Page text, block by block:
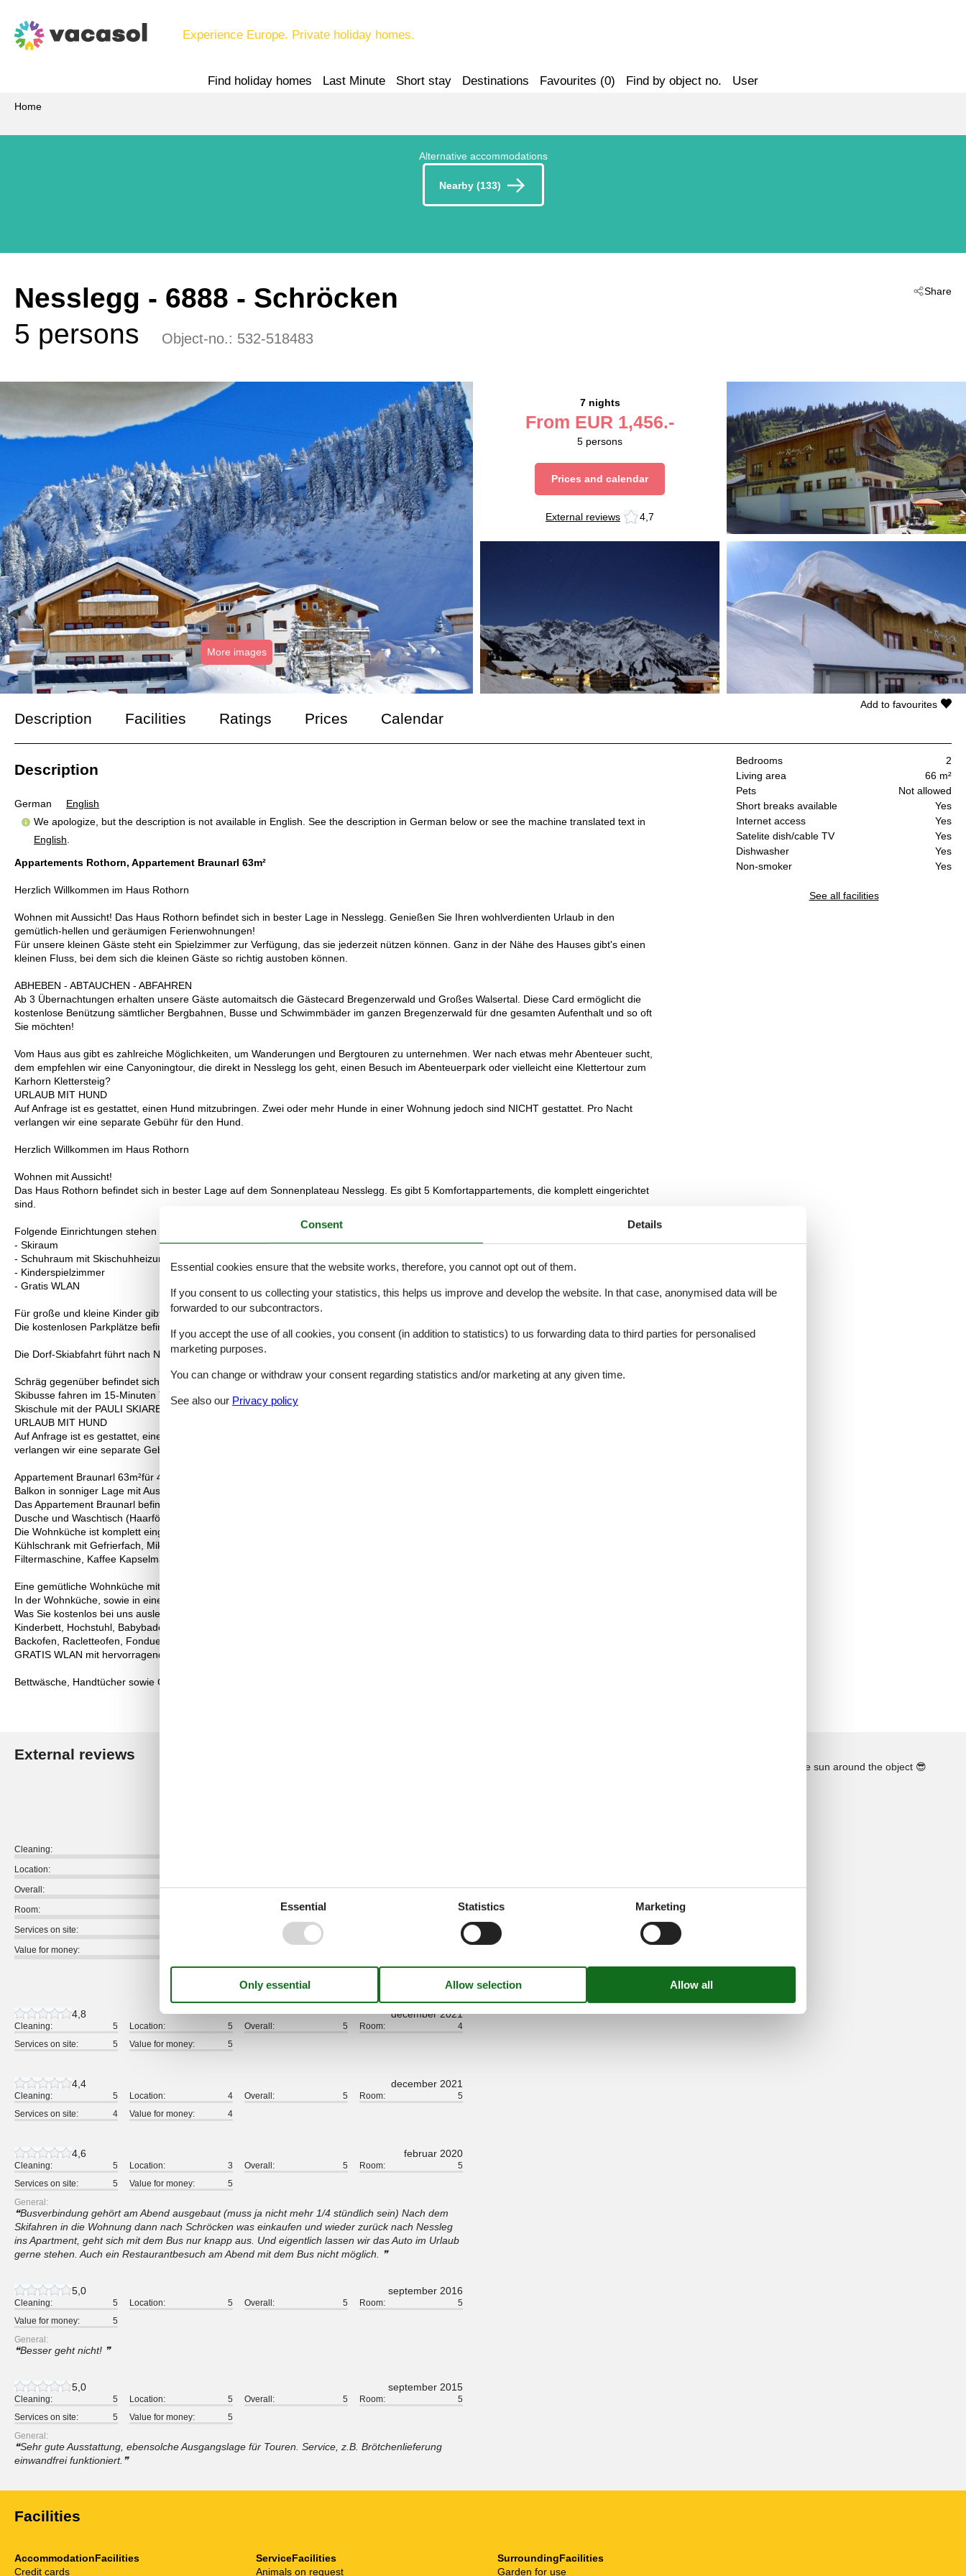
Experience Europe. Private holiday homes.
Find holiday homes Last Minute Short stay Destinations Favourites (0) Find by object no. User
Home
Alternative accommodations
Nearby (133)
Share
Nesslegg - 6888 - Schröcken
5 persons
Object-no.: 532-518483
More images
7 nights
From EUR 1,456.-
5 persons
Prices and calendar
External reviews 4,7
Description Facilities Ratings Prices Calendar
Bedrooms
2
Living area
66 m²
Pets
Not allowed
Short breaks available
Yes
Internet access
Yes
Satelite dish/cable TV
Yes
Dishwasher
Yes
Non-smoker
Yes
See all facilities
Add to favourites
Description
German
English
We apologize, but the description is not available in English. See the description in German below or see the machine translated text in
English.
Appartements Rothorn, Appartement Braunarl 63m²
Herzlich Willkommen im Haus Rothorn
Wohnen mit Aussicht! Das Haus Rothorn befindet sich in bester Lage in Nesslegg. Genießen Sie Ihren wohlverdienten Urlaub in den
gemütlich-hellen und geräumigen Ferienwohnungen!
Für unsere kleinen Gäste steht ein Spielzimmer zur Verfügung, das sie jederzeit nützen können. Ganz in der Nähe des Hauses gibt's einen
kleinen Fluss, bei dem sich die kleinen Gäste so richtig austoben können.
ABHEBEN - ABTAUCHEN - ABFAHREN
Ab 3 Übernachtungen erhalten unsere Gäste automaitsch die Gästecard Bregenzerwald und Großes Walsertal. Diese Card ermöglicht die
kostenlose Benützung sämtlicher Bergbahnen, Busse und Schwimmbäder im ganzen Bregenzerwald für dne gesamten Aufenthalt und so oft
Sie möchten!
Vom Haus aus gibt es zahlreiche Möglichkeiten, um Wanderungen und Bergtouren zu unternehmen. Wer nach etwas mehr Abenteuer sucht,
dem empfehlen wir eine Canyoningtour, die direkt in Nesslegg los geht, einen Besuch im Abenteuerpark oder vielleicht eine Klettertour zum
Karhorn Klettersteig?
URLAUB MIT HUND
Auf Anfrage ist es gestattet, einen Hund mitzubringen. Zwei oder mehr Hunde in einer Wohnung jedoch sind NICHT gestattet. Pro Nacht
verlangen wir eine separate Gebühr für den Hund.
Herzlich Willkommen im Haus Rothorn
Wohnen mit Aussicht!
Das Haus Rothorn befindet sich in bester Lage auf dem Sonnenplateau Nesslegg. Es gibt 5 Komfortappartements, die komplett eingerichtet
sind.
Folgende Einrichtungen stehen unseren Gästen zur Verfügung:
- Skiraum
- Schuhraum mit Skischuhheizung
- Kinderspielzimmer
- Gratis WLAN
Für große und kleine Kinder gibt es zahlreiche Möglichkeiten, sich im Schnee rund ums Haus so richtig auszutoben!
Die kostenlosen Parkplätze befinden sich direkt beim Haus Rothorn.
Die Dorf-Skiabfahrt führt nach Nesslegg und somit bis fast vor die Haustüre!
Schräg gegenüber befindet sich die Skibushaltestelle, von wo aus Sie bequem in 5 Minuten das Skigebiet Warth-Schröcken erreichen. Die
Skibusse fahren im 15-Minuten Takt. Der Einstieg ins Skigebiet Ski Arlberg ist beim Salober. Dort befindet sich an der Talstation auch die
Skischule mit der PAULI SKIARENA, der Sportshop mit Skiverleih sowie Restaurants mit großen Sonnenterrassen
URLAUB MIT HUND
Auf Anfrage ist es gestattet, einen Hund mitzubringen. Zwei oder mehr Hunde in einer Wohnung jedoch sind NICHT gestattet. Pro Nacht
verlangen wir eine separate Gebühr für den Hund.
Appartement Braunarl 63m²für 4 Personen
Balkon in sonniger Lage mit Aussicht auf das Bergpanorama
Das Appartement Braunarl befindet sich im 2. Obergeschoss und verfügt über 2 getrennte Schlafzimmer mit Doppelbetten, Badezimmer mit
Dusche und Waschtisch (Haarföhn ist vorhanden), separates WC.
Die Wohnküche ist komplett eingerichtet:
Kühlschrank mit Gefrierfach, Mikrowelle, Cerankochfeld (4 Platten), Geschirrspülmaschine, Toaster, Wasser- und Eierkocher, Kaffee-
Filtermaschine, Kaffee Kapselmaschine (Caffissimo), Mixer, Rührstab, sowie ausreichend Geschirr, Gläser, Kochtöpfe und Pfannen.
Eine gemütliche Wohnküche mit Sofa, sowie Zugang zum Balkon.
In der Wohnküche, sowie in einem der Schlafzimmer gibt es einen Sat-TV
Was Sie kostenlos bei uns ausleihen können:
Kinderbett, Hochstuhl, Babybadewanne,
Backofen, Racletteofen, Fondue-Set
GRATIS WLAN mit hervorragendem Empfang in allen Räumen!
Bettwäsche, Handtücher sowie Geschirrtücher sind in den Wohnungen vorhanden.
External reviews
Cleaning:
Location:
Overall:
4,9
Room:
4,8
Services on site:
4,7
Value for money:
5 external reviews
4,8 december 2021
Cleaning: 5 Location: 5 Overall: 5 Room:
4
Services on site:
5 Value for money: 5
4,4 december 2021
Cleaning: 5 Location: 4 Overall: 5 Room:
5
Services on site:
4 Value for money: 4
4,6 februar 2020
Cleaning: 5 Location: 3 Overall: 5 Room:
5
Services on site:
5 Value for money:
5
General:
Busverbindung gehört am Abend ausgebaut (muss ja nicht mehr 1/4 stündlich sein) Nach dem
Skifahren in die Wohnung dann nach Schröcken was einkaufen und wieder zurück nach Nessleg
ins Apartment, geht sich mit dem Bus nur knapp aus. Und eigentlich lassen wir das Auto im Urlaub
gerne stehen. Auch ein Restaurantbesuch am Abend mit dem Bus nicht möglich.
5,0 september 2016
Cleaning: 5 Location: 5 Overall: 5 Room:
5
Value for money:
5
General:
Besser geht nicht!
5,0 september 2015
Cleaning: 5 Location: 5 Overall: 5 Room:
5
Services on site:
5 Value for money:
5
General:
Sehr gute Ausstattung, ebensolche Ausgangslage für Touren. Service, z.B. Brötchenlieferung
einwandfrei funktioniert.
See the course of the sun around the object 😎
Facilities
AccommodationFacilities
Credit cards
ServiceFacilities
Animals on request
SurroundingFacilities
Garden for use
Consent Details
Essential cookies ensure that the website works, therefore, you cannot opt out of them.
If you consent to us collecting your statistics, this helps us improve and develop the website. In that case, anonymised data will be
forwarded to our subcontractors.
If you accept the use of all cookies, you consent (in addition to statistics) to us forwarding data to third parties for personalised
marketing purposes.
You can change or withdraw your consent regarding statistics and/or marketing at any given time.
See also our Privacy policy
Essential Statistics Marketing